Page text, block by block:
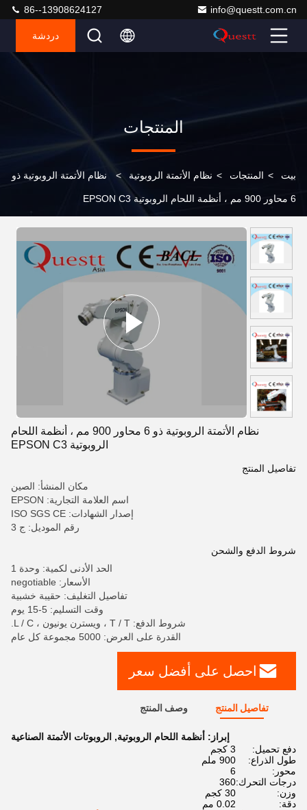
info@questt.com.cn
86--13908624127
دردشة
المنتجات
بيت > المنتجات > نظام الأتمتة الروبوتية > نظام الأتمتة الروبوتية ذو
6 محاور 900 مم ، أنظمة اللحام الروبوتية EPSON C3
نظام الأتمتة الروبوتية ذو 6 محاور 900 مم ، أنظمة اللحام
الروبوتية EPSON C3
تفاصيل المنتج
مكان المنشأ: الصين
اسم العلامة التجارية: EPSON
إصدار الشهادات: ISO SGS CE
رقم الموديل: ج 3
شروط الدفع والشحن
الحد الأدنى لكمية: وحدة 1
الأسعار: negotiable
تفاصيل التغليف: حقيبة خشبية
وقت التسليم: 5-15 يوم
شروط الدفع: T / T ، ويسترن يونيون ، L / C.
القدرة على العرض: 5000 مجموعة كل عام
احصل على أفضل سعر
تفاصيل المنتج وصف المنتج
إبراز: أنظمة اللحام الروبوتية, الروبوتات الأتمتة الصناعية
دفع تحميل:
3 كجم
طول الذراع:
900 ملم
محور:
6
درجات التحرك:360
وزن:
30 كجم
دقة:
0.02 مم